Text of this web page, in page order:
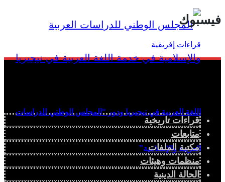
اللغة العربية في نيجيريا ودور “المجلس الوطني للدراسات
العربية والإسلامية”
فيسبوك
قراءات تاريخية
متابعات
مكتبة الملفات
منظمات وهيئات
الحالة الدينية